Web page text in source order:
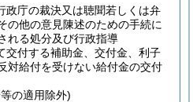
政庁の裁決又は聴聞若しくは弁
の他の意見陳述のための手続に
れる処分及び行政指導
交付する補助金、交付金、利子
対給付を受けない給付金の交付
の適用除外)